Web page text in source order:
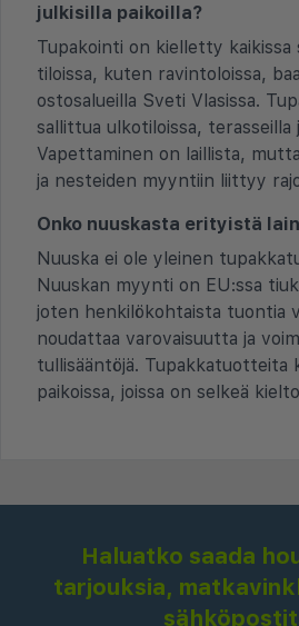
julkisilla paikoilla?
Tupakointi on kielletty kaikissa
tiloissa, kuten ravintoloissa,
ostosalueilla Sveti Vlasissa.
sallittua ulkotiloissa, terasseilla
Vapettaminen on laillista,
ja nesteiden myyntiin liittyy
Onko nuuskasta erityistä
Nuuska ei ole yleinen
Nuuskan myynti on EU:ssa
joten henkilökohtaista tuontia
noudattaa varovaisuutta ja
tullisääntöjä. Tupakkatuotteita
paikoissa, joissa on selkeä
Haluatko saada
tarjouksia,